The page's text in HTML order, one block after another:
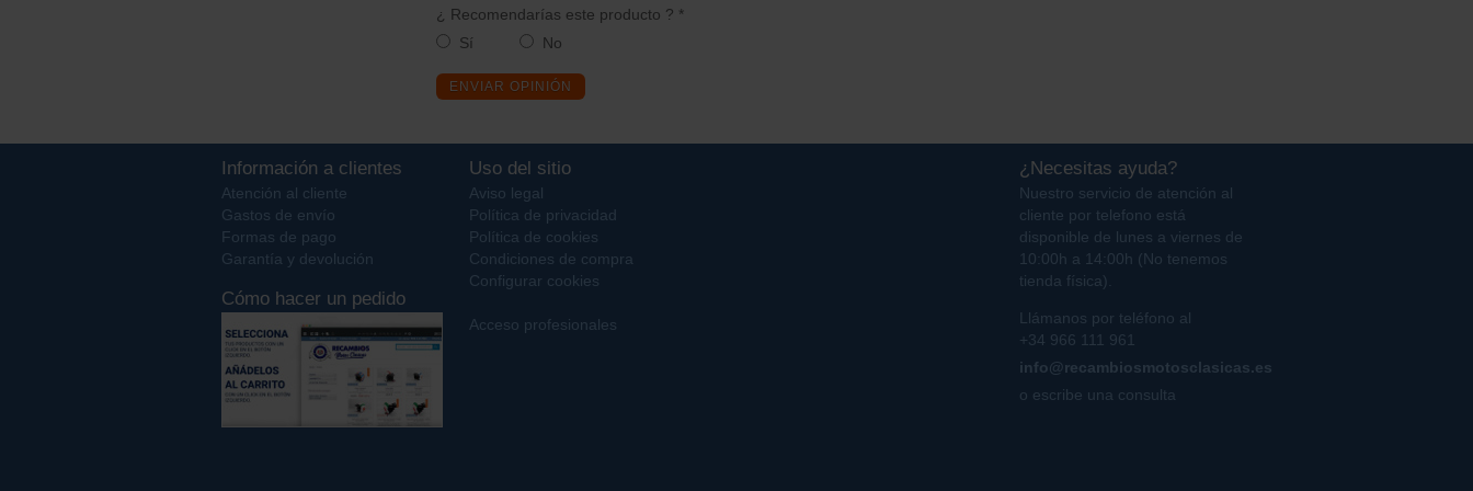
¿ Recomendarías este producto ? *
Sí
No
ENVIAR OPINIÓN
Información a clientes
Atención al cliente
Gastos de envío
Formas de pago
Garantía y devolución
Cómo hacer un pedido
Uso del sitio
Aviso legal
Política de privacidad
Política de cookies
Condiciones de compra
Configurar cookies
Acceso profesionales
¿Necesitas ayuda?
Nuestro servicio de atención al
cliente por telefono está
disponible de lunes a viernes de
10:00h a 14:00h (No tenemos
tienda física).
Llámanos por teléfono al
+34 966 111 961
info@recambiosmotosclasicas.es
o escribe una consulta